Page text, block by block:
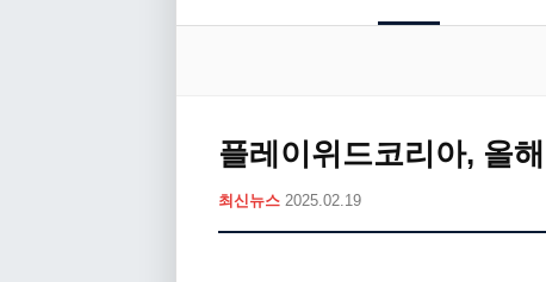
플레이위드코리아, 올
최신뉴스 2025.02.19